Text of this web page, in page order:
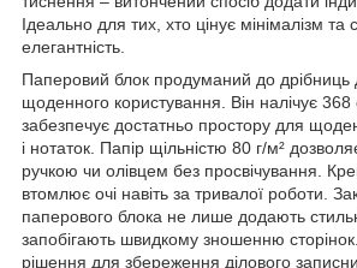
Ідеально для тих, хто цінує мінімалізм та
елегантність.
Паперовий блок продуманий до
щоденного користування. Він налічує 368
забезпечує достатньо простору для
і нотаток. Папір щільністю 80 г/м²
ручкою чи олівцем без просвічування.
втомлює очі навіть за тривалої роботи.
паперового блока не лише додають
запобігають швидкому зношенню
рішення для збереження ділового